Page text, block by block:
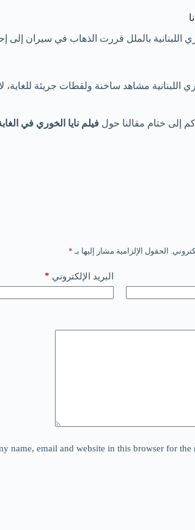
اللبنانية بالملل قررت الذهاب في سيران إلى
اللبنانية مشاهد ساخنة ولقطات جريئة
إلى ختام مقالنا حول فيلم نايا الخوري في
الحقول الإلزامية مشار إليها بـ *
البريد الإلكتروني *
name, email and website in this browser for the